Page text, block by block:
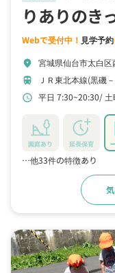
りありのき
Webで受付中！ 見学予約
location_on 宮城県仙台市太白
train ＪＲ東北本線(黒磯
schedule 平日 7:30~20:30
園庭あり 延長保育
…他33件の特徴あり